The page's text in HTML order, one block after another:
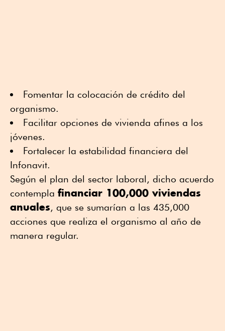
Fomentar la colocación de crédito del
organismo.
Facilitar opciones de vivienda afines a los
jóvenes.
Fortalecer la estabilidad financiera del
Infonavit.
Según el plan del sector laboral, dicho acuerdo
contempla financiar 100,000 viviendas
anuales, que se sumarían a las 435,000
acciones que realiza el organismo al año de
manera regular.